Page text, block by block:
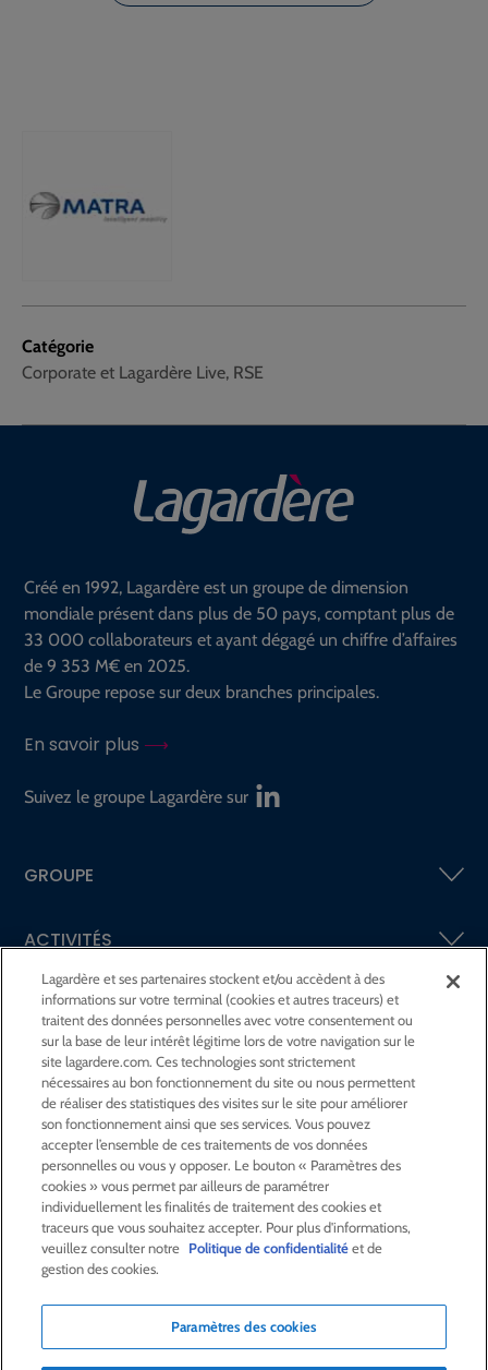
Catégorie
Corporate et Lagardère Live, RSE
Créé en 1992, Lagardère est un groupe de dimension
mondiale présent dans plus de 50 pays, comptant plus de
33 000 collaborateurs et ayant dégagé un chiffre d’affaires
de 9 353 M€ en 2025.
Le Groupe repose sur deux branches principales.
En savoir plus
Suivez le groupe Lagardère sur
GROUPE
ACTIVITÉS
ACTIONNAIRES &INVESTISSEURS
LA RSECHEZ LAGARDÈRE
LA FONDATIONJEAN‑LUC LAGARDÈRE
CENTRE PRESSE
NOUS REJOINDRE
Lagardère et ses partenaires stockent et/ou accèdent à des
informations sur votre terminal (cookies et autres traceurs) et
traitent des données personnelles avec votre consentement ou
sur la base de leur intérêt légitime lors de votre navigation sur le
site lagardere.com. Ces technologies sont strictement
nécessaires au bon fonctionnement du site ou nous permettent
de réaliser des statistiques des visites sur le site pour améliorer
son fonctionnement ainsi que ses services. Vous pouvez
accepter l’ensemble de ces traitements de vos données
personnelles ou vous y opposer. Le bouton « Paramètres des
cookies » vous permet par ailleurs de paramétrer
individuellement les finalités de traitement des cookies et
traceurs que vous souhaitez accepter. Pour plus d'informations,
veuillez consulter notre Politique de confidentialitéet de
gestion des cookies.
Paramètres des cookies